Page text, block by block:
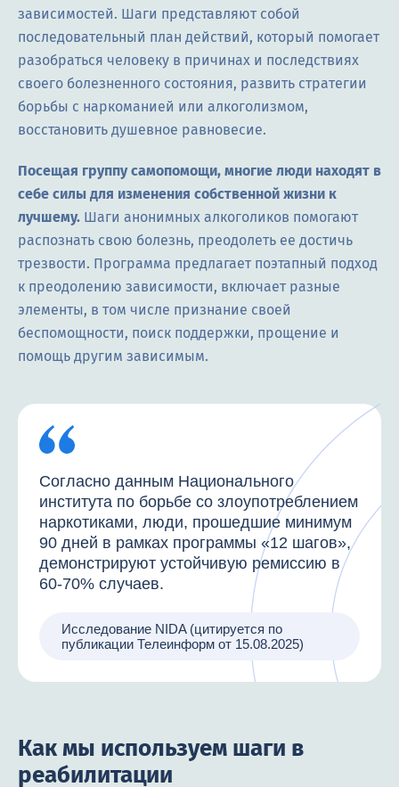
зависимостей. Шаги представляют собой
последовательный план действий, который помогает
разобраться человеку в причинах и последствиях
своего болезненного состояния, развить стратегии
борьбы с наркоманией или алкоголизмом,
восстановить душевное равновесие.
Посещая группу самопомощи, многие люди находят в
себе силы для изменения собственной жизни к
лучшему. Шаги анонимных алкоголиков помогают
распознать свою болезнь, преодолеть ее достичь
трезвости. Программа предлагает поэтапный подход
к преодолению зависимости, включает разные
элементы, в том числе признание своей
беспомощности, поиск поддержки, прощение и
помощь другим зависимым.
Согласно данным Национального
института по борьбе со злоупотреблением
наркотиками, люди, прошедшие минимум
90 дней в рамках программы «12 шагов»,
демонстрируют устойчивую ремиссию в
60-70% случаев.
Исследование NIDA (цитируется по
публикации Телеинформ от 15.08.2025)
Как мы используем шаги в
реабилитации